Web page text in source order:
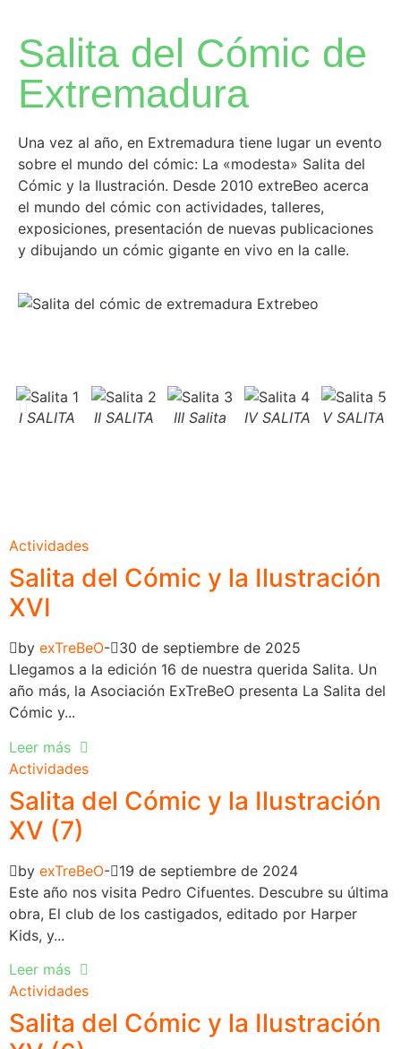
Salita del Cómic de
Extremadura
Una vez al año, en Extremadura tiene lugar un evento
sobre el mundo del cómic: La «modesta» Salita del
Cómic y la Ilustración. Desde 2010 extreBeo acerca
el mundo del cómic con actividades, talleres,
exposiciones, presentación de nuevas publicaciones
y dibujando un cómic gigante en vivo en la calle.
I SALITA II SALITA III Salita IV SALITA V SALITA
Actividades
Salita del Cómic y la Ilustración
XVI
by exTreBeO
30 de septiembre de 2025
Llegamos a la edición 16 de nuestra querida Salita. Un
año más, la Asociación ExTreBeO presenta La Salita del
Cómic y...
Leer más
Actividades
Salita del Cómic y la Ilustración
XV (7)
by exTreBeO
19 de septiembre de 2024
Este año nos visita Pedro Cifuentes. Descubre su última
obra, El club de los castigados, editado por Harper
Kids, y...
Leer más
Actividades
Salita del Cómic y la Ilustración